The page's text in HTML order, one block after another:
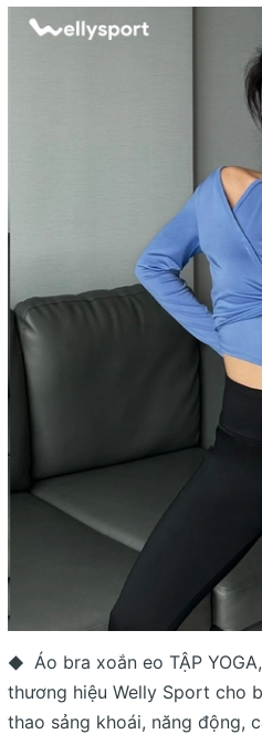
◆
Áo bra xoắn eo TẬP
thương hiệu Welly Sport cho
thao sảng khoái, năng động,